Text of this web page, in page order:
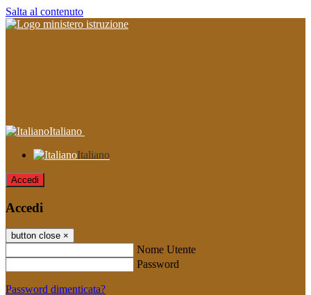
Salta al contenuto
Italiano
Italiano
Accedi
Accedi
button close ×
Nome Utente
Password
Password dimenticata?